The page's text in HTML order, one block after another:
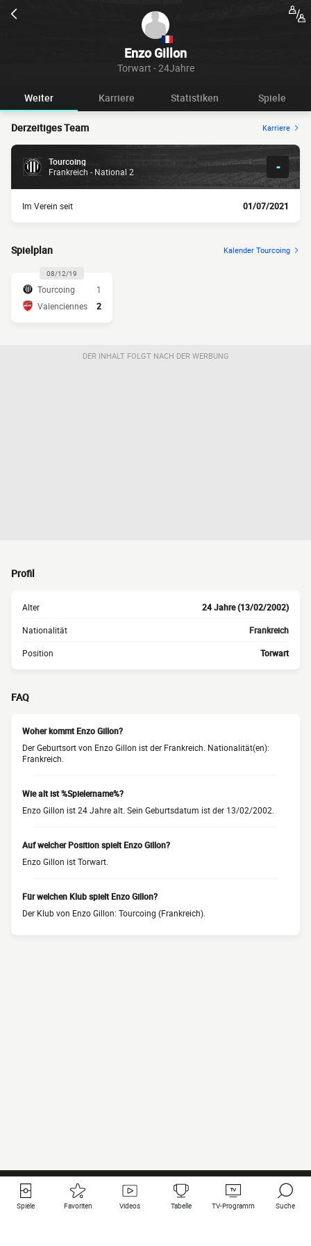
Enzo Gillon
Torwart - 24Jahre
Weiter Karriere Statistiken Spiele
Derzeitiges Team Karriere
Tourcoing
Frankreich - National 2
-
Im Verein seit 01/07/2021
Spielplan Kalender Tourcoing
08/12/19
Tourcoing
1
Valenciennes
2
DER INHALT FOLGT NACH DER WERBUNG
Profil
Alter 24 Jahre (13/02/2002)
Nationalität Frankreich
Position Torwart
FAQ
Woher kommt Enzo Gillon?
Der Geburtsort von Enzo Gillon ist der Frankreich. Nationalität(en):
Frankreich.
Wie alt ist %Spielername%?
Enzo Gillon ist 24 Jahre alt. Sein Geburtsdatum ist der 13/02/2002.
Auf welcher Position spielt Enzo Gillon?
Enzo Gillon ist Torwart.
Für welchen Klub spielt Enzo Gillon?
Der Klub von Enzo Gillon: Tourcoing (Frankreich).
Spiele Favoriten Videos Tabelle TV-Programm Suche